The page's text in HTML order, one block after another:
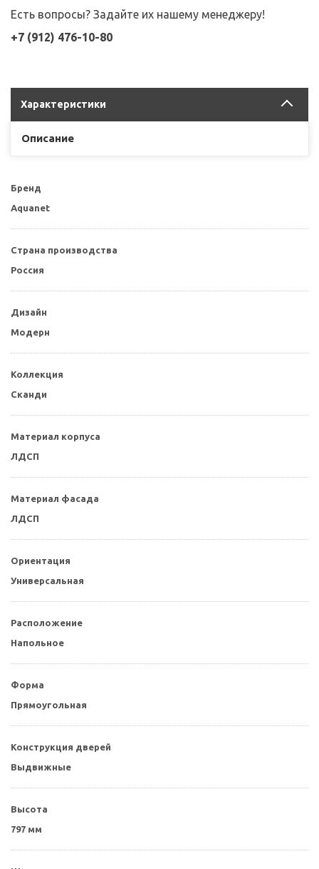
Есть вопросы? Задайте их нашему менеджеру!
+7 (912) 476-10-80
Характеристики
Описание
Бренд
Aquanet
Страна производства
Россия
Дизайн
Модерн
Коллекция
Сканди
Материал корпуса
ЛДСП
Материал фасада
ЛДСП
Ориентация
Универсальная
Расположение
Напольное
Форма
Прямоугольная
Конструкция дверей
Выдвижные
Высота
797 мм